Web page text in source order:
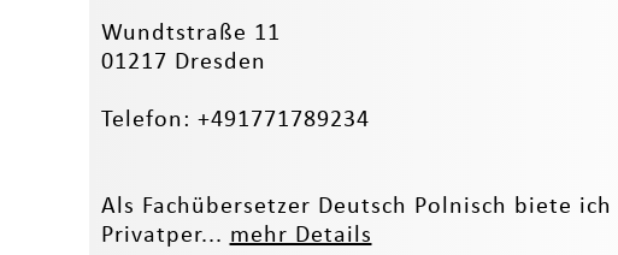
Wundtstraße 11
01217 Dresden
Telefon: +491771789234
Als Fachübersetzer Deutsch Polnisch biete
Privatper... mehr Details